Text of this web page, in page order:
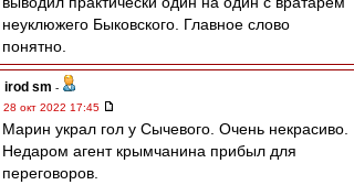
неуклюжего Быковского. Главное слово
понятно.
irod sm -
28 окт 2022 17:45
Марин украл гол у Сычевого. Очень некрасиво.
Недаром агент крымчанина прибыл для
переговоров.